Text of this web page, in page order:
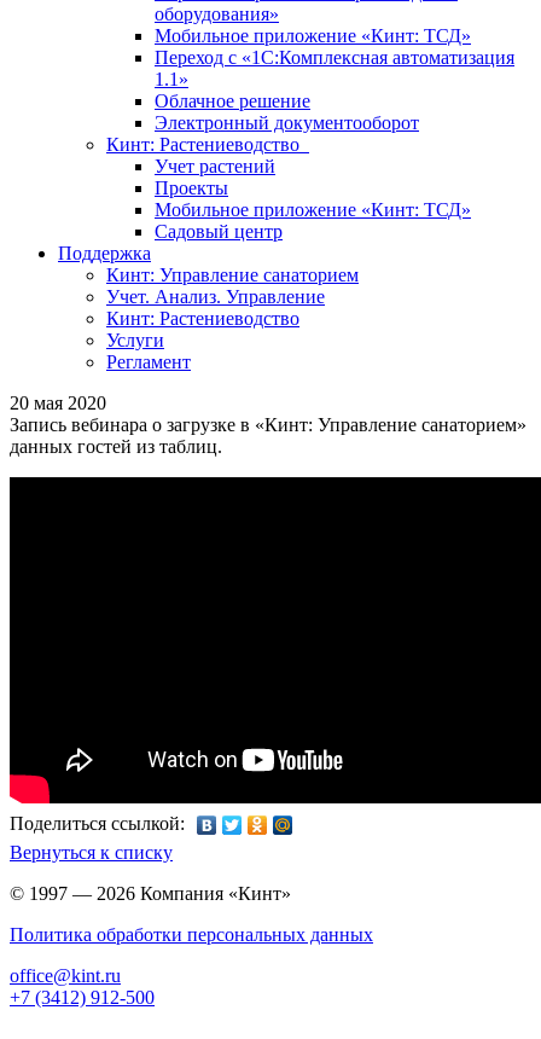
оборудования»
Мобильное приложение «Кинт: ТСД»
Переход с «1С:Комплексная автоматизация
1.1»
Облачное решение
Электронный документооборот
Кинт: Растениеводство
Учет растений
Проекты
Мобильное приложение «Кинт: ТСД»
Садовый центр
Поддержка
Кинт: Управление санаторием
Учет. Анализ. Управление
Кинт: Растениеводство
Услуги
Регламент
20 мая 2020
Запись вебинара о загрузке в «Кинт: Управление санаторием»
данных гостей из таблиц.
Поделиться ссылкой:
Вернуться к списку
© 1997 — 2026 Компания «Кинт»
Политика обработки персональных данных
office@kint.ru
+7 (3412) 912-500